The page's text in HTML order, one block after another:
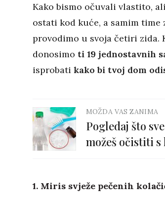
Kako bismo očuvali vlastito,
ostati kod kuće, a samim time
provodimo u svoja četiri zida.
donosimo ti 19 jednostavnih
isprobati kako bi tvoj dom
MOŽDA VAS ZANIMA
Pogledaj što
možeš očistiti
1. Miris svježe pečenih